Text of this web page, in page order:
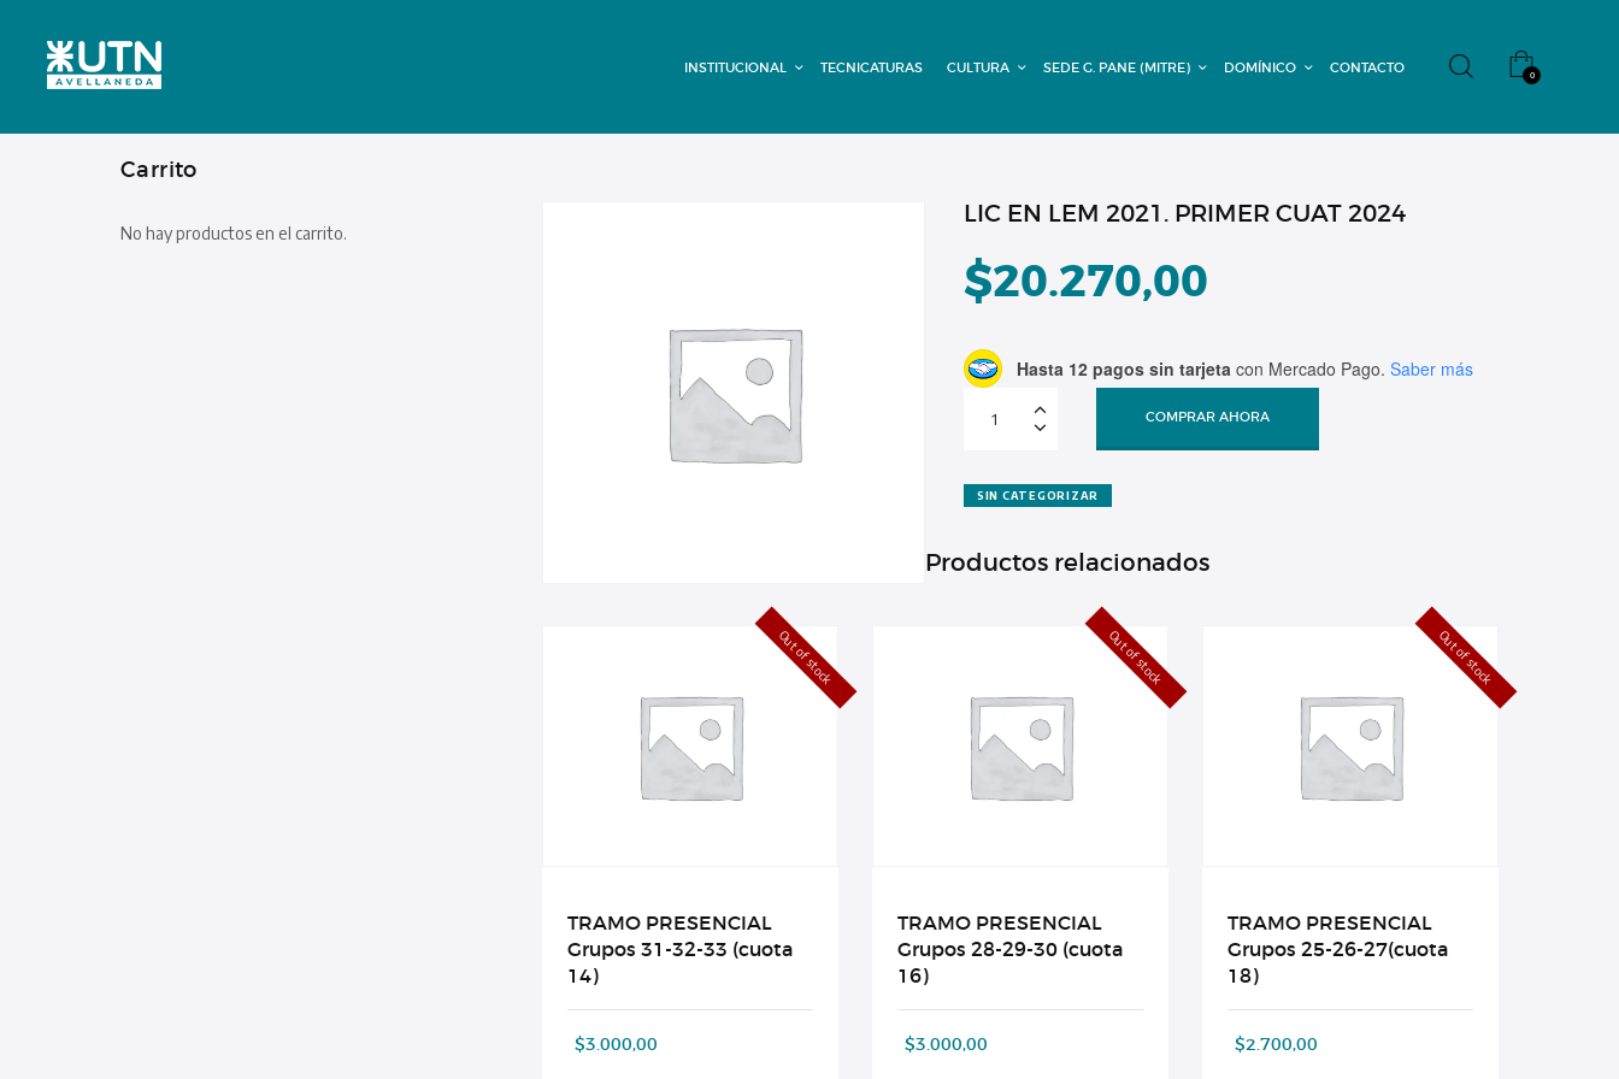
INSTITUCIONAL TECNICATURAS CULTURA SEDE G. PANE (MITRE) DOMÍNICO CONTACTO 0
DOMÍNICO
CONTACTO
LIC EN LEM 2021. PRIMER CUAT 2024
$20.270,00
Hasta 12 pagos sin tarjeta con Mercado Pago. Saber más
LEM
CUAT
2024
cantidad
COMPRAR AHORA
SIN CATEGORIZAR
Productos relacionados
Out of stock
TRAMO PRESENCIAL
Grupos 31-32-33 (cuota
14)
$3.000,00
Out of stock
TRAMO PRESENCIAL
Grupos 28-29-30 (cuota
16)
$3.000,00
Out of stock
TRAMO PRESENCIAL
Grupos 25-26-27(cuota
18)
$2.700,00
Carrito
No hay productos en el carrito.